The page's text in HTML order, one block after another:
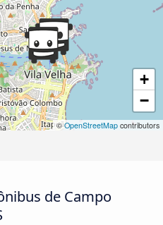
+
−
©OpenStreetMap contributors
de Campo